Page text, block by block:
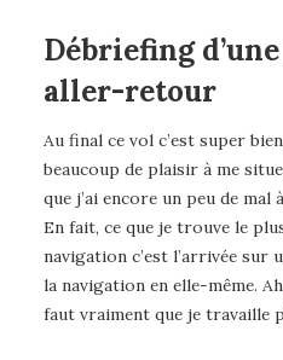
Débriefing
aller-retour
Au final ce vol c’est super
beaucoup de plaisir à me
que j’ai encore un peu de mal
En fait, ce que je trouve le
navigation c’est l’arrivée sur
la navigation en elle-même.
faut vraiment que je travaille